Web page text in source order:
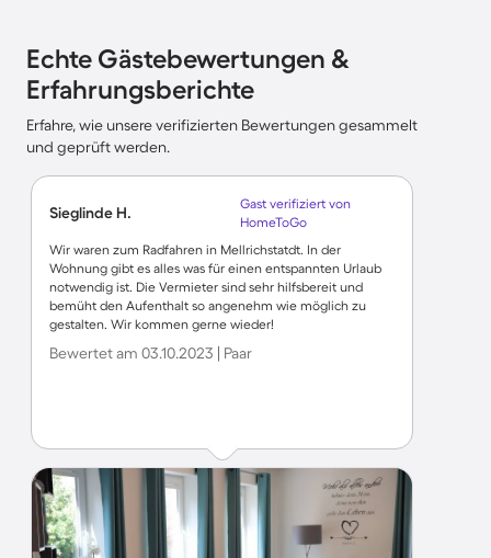
Echte Gästebewertungen &
Erfahrungsberichte
Erfahre, wie unsere verifizierten Bewertungen gesammelt
und geprüft werden.
Sieglinde H.
Gast verifiziert von
HomeToGo
Wir waren zum Radfahren in Mellrichstatdt. In der
Wohnung gibt es alles was für einen entspannten Urlaub
notwendig ist. Die Vermieter sind sehr hilfsbereit und
bemüht den Aufenthalt so angenehm wie möglich zu
gestalten. Wir kommen gerne wieder!
Bewertet am 03.10.2023 | Paar